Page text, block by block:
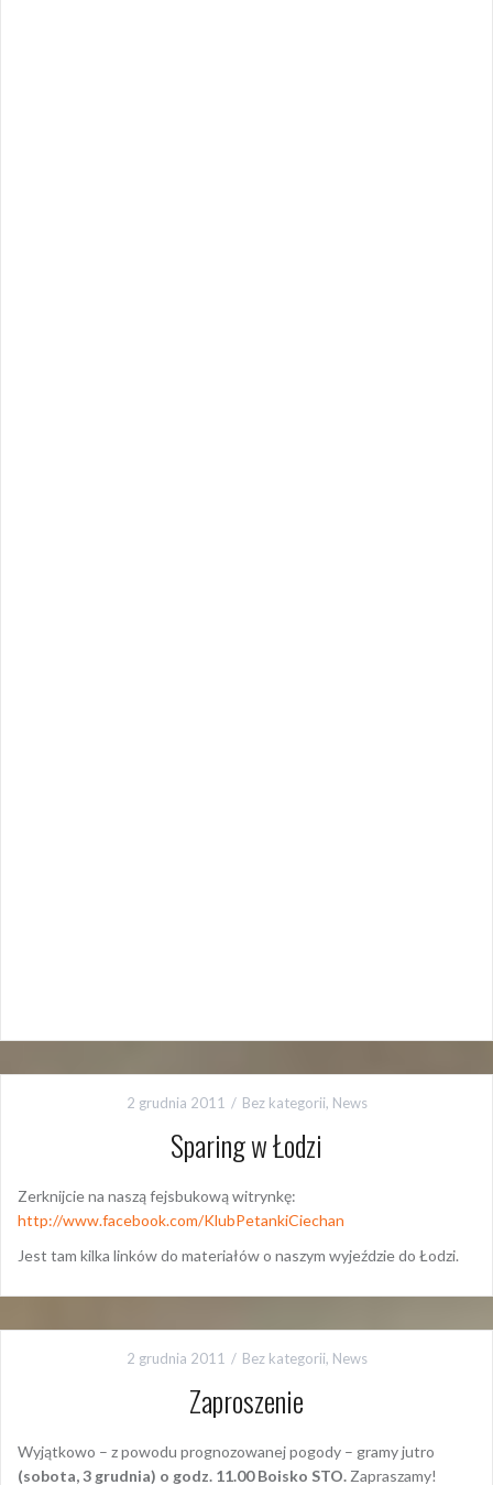
2 grudnia 2011 Bez kategorii, News
Sparing w Łodzi
Zerknijcie na naszą fejsbukową witrynkę:
http://www.facebook.com/KlubPetankiCiechan
Jest tam kilka linków do materiałów o naszym wyjeździe do Łodzi.
2 grudnia 2011 Bez kategorii, News
Zaproszenie
Wyjątkowo – z powodu prognozowanej pogody – gramy jutro
(sobota, 3 grudnia) o godz. 11.00 Boisko STO. Zapraszamy!